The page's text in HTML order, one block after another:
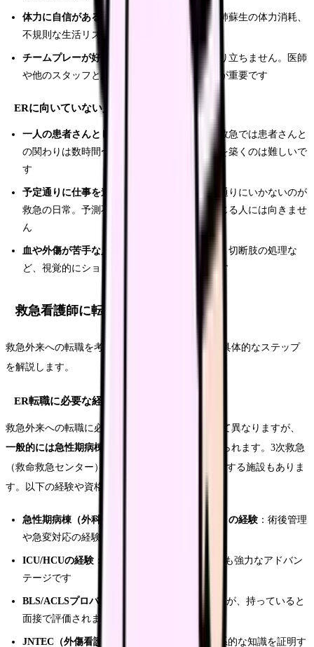
体力に自信がある人
：12時間の立ち仕事、心肺蘇生の体力消耗、
不規則な生活リズム——体力は必須条件です
チームプレーが好きな人
：救急は一人では成り立ちません。医師
や他のスタッフと息を合わせて動ける協調性が重要です
ERに向いていない人
一人の患者さんとじっくり向き合いたい人
：救急では患者さんと
の関わりは数時間〜数日。長期的な信頼関係を築くのは難しいで
す
予定通りに仕事を進めたい人
：スケジュール通りにいかないのが
救急の日常。予測不能な状況にストレスを感じる人には向きませ
ん
血や外傷が苦手な人
：交通事故の重症外傷や、切断肢の処理な
ど、視覚的にショッキングな場面に遭遇します
救急看護師に転職するには
救急外来への転職を考えている看護師に向けて、具体的なステップ
を解説します。
ER転職に必要な経験と資格
救急外来への転職に必要な経験年数は施設によって異なりますが、
一般的には急性期病棟での経験2〜3年以上
が求められます。3次救急
（救命救急センター）では5年以上の経験を条件にする施設もありま
す。以下の経験や資格があると有利です。
急性期病棟（外科・循環器・脳神経外科など）の経験 ：術後管理
や急変対応の経験は直接活かせます
ICU/HCUの経験 ：重症患者管理の経験はERでも強力なアドバン
テージです
BLS/ACLSプロバイダー
：必須ではありませんが、持っていると
面接で評価されます
JNTEC（外傷看護）/ JPTEC ：外傷対応の体系的な知識を証明す